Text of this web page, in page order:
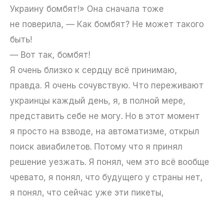
Украину бомбят!» Она сначала тоже
не поверила, — Как бомбят? Не может такого
быть!
— Вот так, бомбят!
Я очень близко к сердцу всё принимаю,
правда. Я очень сочувствую. Что переживают
украинцы каждый день, я, в полной мере,
представить себе не могу. Но в этот момент
я просто на взводе, на автоматизме, открыл
поиск авиабилетов. Потому что я принял
решение уезжать. Я понял, чем это всё вообще
чревато, я понял, что будущего у страны нет,
я понял, что сейчас уже эти пикеты,